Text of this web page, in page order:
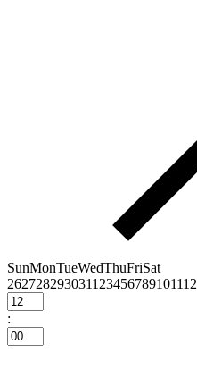
SunMonTueWedThuFriSat
2627282930311 23456789101112
: